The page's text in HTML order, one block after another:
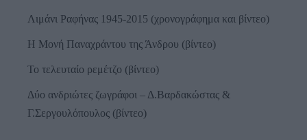
Λιμάνι Ραφήνας 1945-2015 (χρονογράφημα και βίντεο)
Η Μονή Παναχράντου της Άνδρου (βίντεο)
Το τελευταίο ρεμέτζο (βίντεο)
Δύο ανδριώτες ζωγράφοι – Δ.Βαρδακώστας &
Γ.Σεργουλόπουλος (βίντεο)